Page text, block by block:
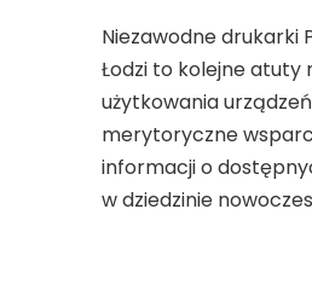
Niezawodne drukarki
Łodzi to kolejne atuty
użytkowania
merytoryczne
informacji o
w dziedzinie